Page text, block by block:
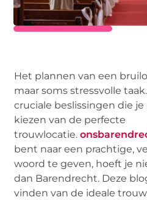
Het plannen van een
maar soms stressvolle
cruciale beslissingen die
kiezen van de perfecte
trouwlocatie.
bent naar een prachtige,
woord te geven, hoeft je
dan Barendrecht. Deze
vinden van de ideale